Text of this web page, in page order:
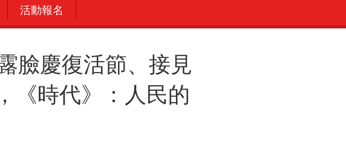
活動報名
臉慶復活節、接見
《時代》：人民的